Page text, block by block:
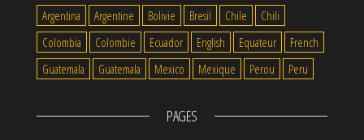
Argentina Argentine Bolivie Bresil Chile
Chili
Colombia
Colombie Ecuador English Equateur
French
Guatemala
Guatemala Mexico Mexique Perou Peru
PAGES